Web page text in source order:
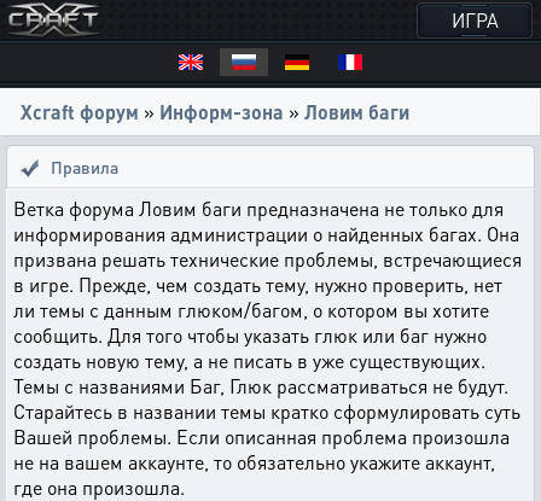
ИГРА
Xcraft форум » Информ-зона » Ловим баги
Правила
Ветка форума Ловим баги предназначена не только для
информирования администрации о найденных багах. Она
призвана решать технические проблемы, встречающиеся
в игре. Прежде, чем создать тему, нужно проверить, нет
ли темы с данным глюком/багом, о котором вы хотите
сообщить. Для того чтобы указать глюк или баг нужно
создать новую тему, а не писать в уже существующих.
Темы с названиями Баг, Глюк рассматриваться не будут.
Старайтесь в названии темы кратко сформулировать суть
Вашей проблемы. Если описанная проблема произошла
не на вашем аккаунте, то обязательно укажите аккаунт,
где она произошла.